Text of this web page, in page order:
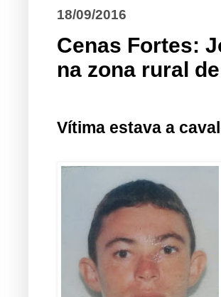
18/09/2016
Cenas Fortes:
na zona rural
Vítima estava a